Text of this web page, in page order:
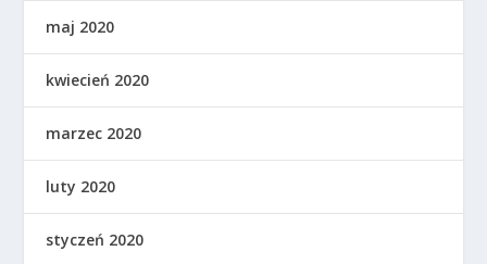
maj 2020
kwiecień 2020
marzec 2020
luty 2020
styczeń 2020